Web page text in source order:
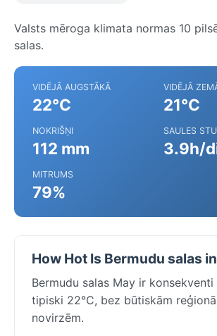
Valsts mēroga klimata normas 10
salas.
VIDĒJĀ AUGSTĀKĀ
22°C
VIDĒJĀ
21°C
NOKRIŠŅI
112 mm
SAULES
3.9h/
MITRUMS
79%
How Hot Is Bermudu salas
Bermudu salas May ir
tipiski 22°C, bez būtiskām
novirzēm.